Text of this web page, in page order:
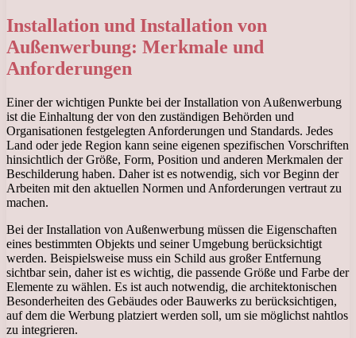
Installation und Installation von
Außenwerbung: Merkmale und
Anforderungen
Einer der wichtigen Punkte bei der Installation von Außenwerbung
ist die Einhaltung der von den zuständigen Behörden und
Organisationen festgelegten Anforderungen und Standards. Jedes
Land oder jede Region kann seine eigenen spezifischen Vorschriften
hinsichtlich der Größe, Form, Position und anderen Merkmalen der
Beschilderung haben. Daher ist es notwendig, sich vor Beginn der
Arbeiten mit den aktuellen Normen und Anforderungen vertraut zu
machen.
Bei der Installation von Außenwerbung müssen die Eigenschaften
eines bestimmten Objekts und seiner Umgebung berücksichtigt
werden. Beispielsweise muss ein Schild aus großer Entfernung
sichtbar sein, daher ist es wichtig, die passende Größe und Farbe der
Elemente zu wählen. Es ist auch notwendig, die architektonischen
Besonderheiten des Gebäudes oder Bauwerks zu berücksichtigen,
auf dem die Werbung platziert werden soll, um sie möglichst nahtlos
zu integrieren.